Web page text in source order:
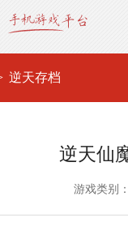
逆天存档
逆天仙
游戏类别